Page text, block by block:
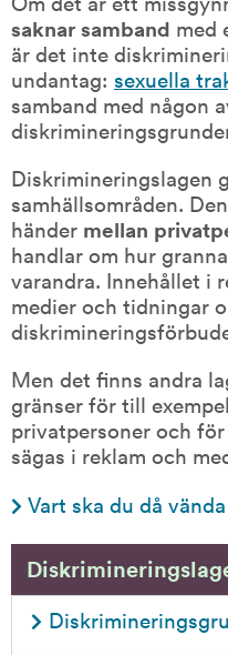
saknar samband med
är det inte
undantag: sexuella
samband med någon
Diskrimineringslagen
samhällsområden.
händer mellan
handlar om hur
varandra. Innehållet i
medier och tidningar
Men det finns andra
gränser för till
privatpersoner och
sägas i reklam och
Vart ska du då